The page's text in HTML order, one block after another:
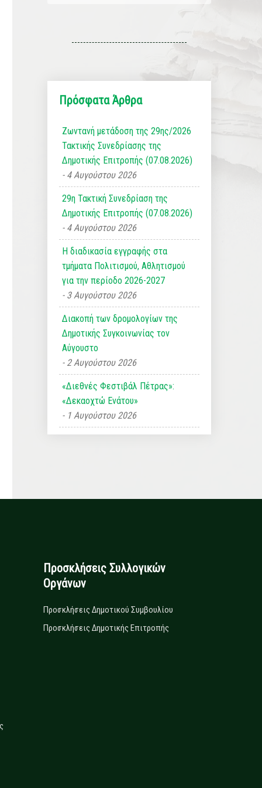
Πρόσφατα Άρθρα
Ζωντανή μετάδοση της 29ης/2026
Τακτικής Συνεδρίασης της
Δημοτικής Επιτροπής (07.08.2026)
4 Αυγούστου 2026
29η Τακτική Συνεδρίαση της
Δημοτικής Επιτροπής (07.08.2026)
4 Αυγούστου 2026
Η διαδικασία εγγραφής στα
τμήματα Πολιτισμού, Αθλητισμού
για την περίοδο 2026-2027
3 Αυγούστου 2026
Διακοπή των δρομολογίων της
Δημοτικής Συγκοινωνίας τον
Αύγουστο
2 Αυγούστου 2026
«Διεθνές Φεστιβάλ Πέτρας»:
«Δεκαοχτώ Ενάτου»
1 Αυγούστου 2026
Προσκλήσεις Συλλογικών
Οργάνων
Προσκλήσεις Δημοτικού Συμβουλίου
Προσκλήσεις Δημοτικής Επιτροπής